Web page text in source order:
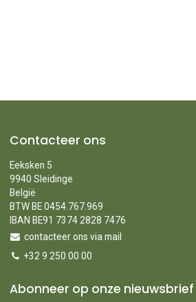
Contacteer ons
Eeksken 5
9940 Sleidinge
België
BTW BE 0454.767.969
IBAN BE91 7374 2828 7476
contacteer ons via mail
+32 9 250 00 00
Abonneer op onze nieuwsbrief